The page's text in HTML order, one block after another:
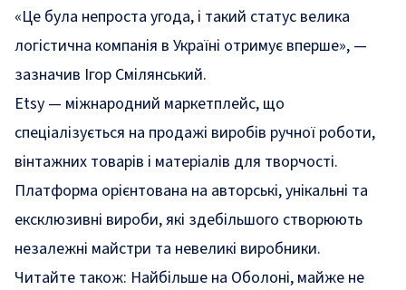
«Це була непроста угода, і такий статус велика
логістична компанія в Україні отримує вперше», —
зазначив Ігор Смілянський.
Etsy — міжнародний маркетплейс, що
спеціалізується на продажі виробів ручної роботи,
вінтажних товарів і матеріалів для творчості.
Платформа орієнтована на авторські, унікальні та
ексклюзивні вироби, які здебільшого створюють
незалежні майстри та невеликі виробники.
Читайте також: Найбільше на Оболоні, майже не